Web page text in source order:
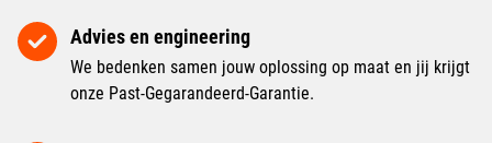
Advies en engineering
We bedenken samen jouw oplossing op maat en jij krijgt
onze Past-Gegarandeerd-Garantie.